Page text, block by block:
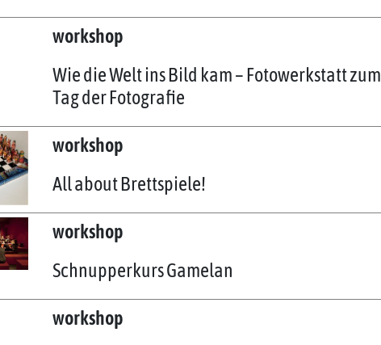
workshop
Wie die Welt ins Bild kam – Fotowerkstatt zum
Tag der Fotografie
workshop
All about Brettspiele!
workshop
Schnupperkurs Gamelan
workshop